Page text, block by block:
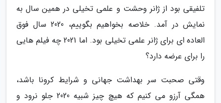
تلفیقی بود از ژانر وحشت و علمی تخیلی در همین سال به
نمایش در آمد. خلاصه بخواهیم بگوییم، 2020 سال فوق
العاده ای برای ژانر علمی تخیلی بود. اما 2021 چه فیلم هایی
را برای عرضه دارد؟
وقتی صحبت سر بهداشت جهانی و شرایط کرونا باشد،
همگی آرزو می کنیم که هیچ چیز شبیه 2020 جلو نرود و